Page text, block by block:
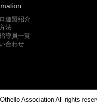
連盟紹介
法
導員一覧
合わせ
Association All rights